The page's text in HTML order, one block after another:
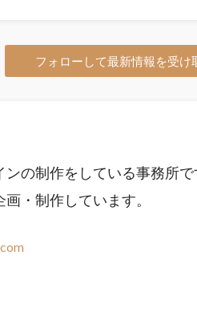
フォローして最新情報を受け
の制作をしている事務所
・制作しています。